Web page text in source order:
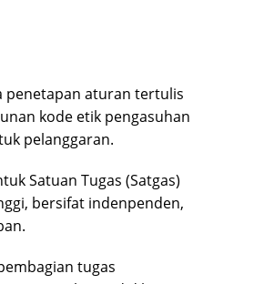
penetapan aturan tertulis
kode etik pengasuhan
pelanggaran.
Satuan Tugas (Satgas)
bersifat indenpenden,
tugas